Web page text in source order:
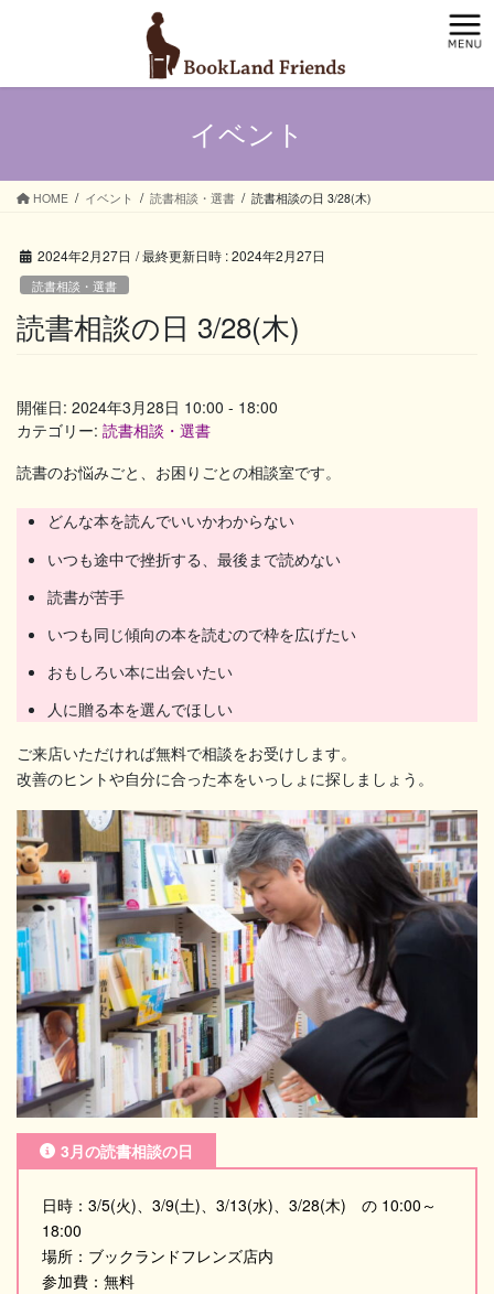
イベント
HOME イベント 読書相談・選書 読書相談の日 3/28(木)
2024年2月27日 / 最終更新日時 :2024年2月27日
読書相談・選書
読書相談の日 3/28(木)
開催日: 2024年3月28日 10:00 - 18:00
カテゴリー: 読書相談・選書
読書のお悩みごと、お困りごとの相談室です。
どんな本を読んでいいかわからない
いつも途中で挫折する、最後まで読めない
読書が苦手
いつも同じ傾向の本を読むので枠を広げたい
おもしろい本に出会いたい
人に贈る本を選んでほしい
ご来店いただければ無料で相談をお受けします。
改善のヒントや自分に合った本をいっしょに探しましょう。
3月の読書相談の日
日時：3/5(火)、3/9(土)、3/13(水)、3/28(木) の 10:00～
18:00
場所：ブックランドフレンズ店内
参加費：無料